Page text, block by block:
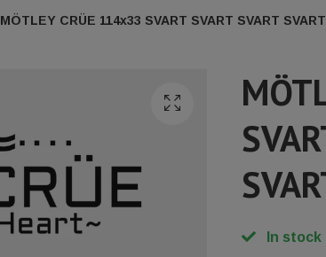
MÖTLEY CRÜE 114x33 SVART SVART SVART
In stock